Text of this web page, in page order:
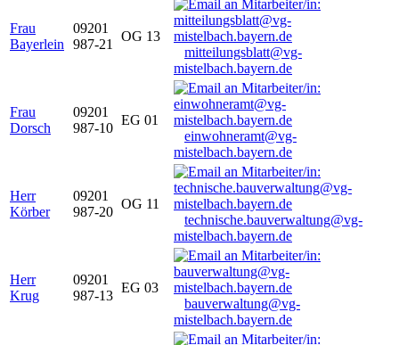
Frau
Bayerlein
09201
987-21
OG 13
mitteilungsblatt@vg-
mistelbach.bayern.de
Frau
Dorsch
09201
987-10
EG 01
einwohneramt@vg-
mistelbach.bayern.de
Herr
Körber
09201
987-20
OG 11
technische.bauverwaltung@vg-
mistelbach.bayern.de
Herr
Krug
09201
987-13
EG 03
bauverwaltung@vg-
mistelbach.bayern.de